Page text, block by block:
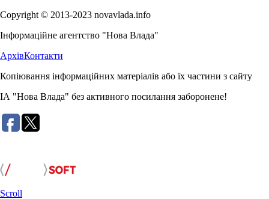
Copyright © 2013-2023 novavlada.info
Інформаційне агентство "Нова Влада"
АрхівКонтакти
Копіювання інформаційних матеріалів або їх частини з сайту
ІА "Нова Влада" без активного посилання заборонене!
Scroll